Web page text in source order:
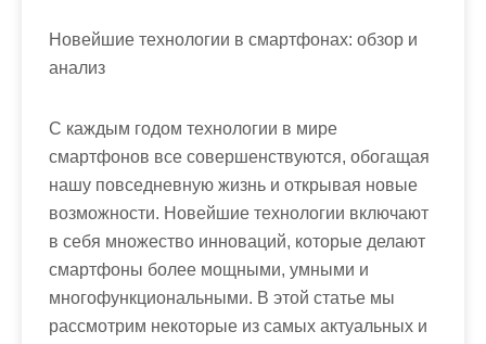
Новейшие технологии в смартфонах: обзор и
анализ
С каждым годом технологии в мире
смартфонов все совершенствуются, обогащая
нашу повседневную жизнь и открывая новые
возможности. Новейшие технологии включают
в себя множество инноваций, которые делают
смартфоны более мощными, умными и
многофункциональными. В этой статье мы
рассмотрим некоторые из самых актуальных и